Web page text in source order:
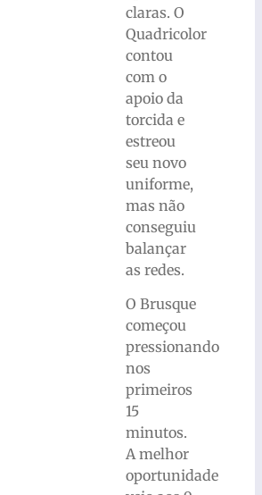
claras. O
Quadricolor
contou
com o
apoio da
torcida e
estreou
seu novo
uniforme,
mas não
conseguiu
balançar
as redes.
O Brusque
começou
pressionando
nos
primeiros
15
minutos.
A melhor
oportunidade